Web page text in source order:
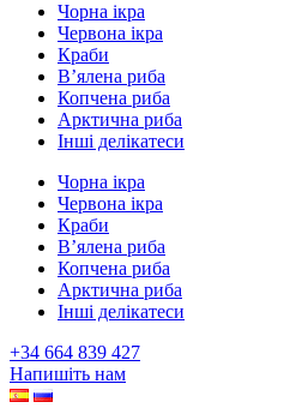
Чорна ікра
Червона ікра
Краби
В’ялена риба
Копчена риба
Арктична риба
Інші делікатеси
Чорна ікра
Червона ікра
Краби
В’ялена риба
Копчена риба
Арктична риба
Інші делікатеси
+34 664 839 427
Напишіть нам